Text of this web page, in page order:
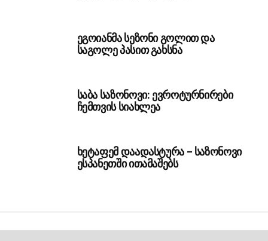
ეგოიანმა სეზონი გოლით და
საგოლე პასით გახსნა
საბა საზონოვი: ევროტურნირები
ჩემთვის სიახლეა
ხეტაფემ დაადასტურა – საზონოვი
ესპანეთში ითამაშებს